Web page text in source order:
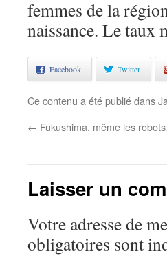
femmes de la
naissance. Le taux
Facebook Twitter
Ce contenu a été publié dans
← Fukushima, même les
Laisser un
Votre adresse de
obligatoires sont